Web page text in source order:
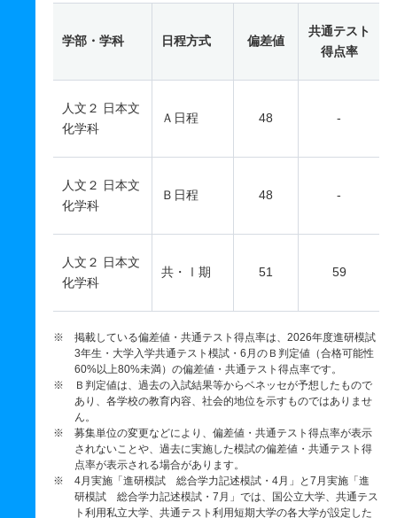
学部・学科 日程方式 偏差値
共通テスト
得点率
人文２ 日本文
化学科
Ａ日程 48 -
人文２ 日本文
化学科
Ｂ日程 48 -
人文２ 日本文
化学科
共・Ⅰ期 51 59
※ 掲載している偏差値・共通テスト得点率は、2026年度進研模試
3年生・大学入学共通テスト模試・6月のＢ判定値（合格可能性
60%以上80%未満）の偏差値・共通テスト得点率です。
※ Ｂ判定値は、過去の入試結果等からベネッセが予想したもので
あり、各学校の教育内容、社会的地位を示すものではありませ
ん。
※ 募集単位の変更などにより、偏差値・共通テスト得点率が表示
されないことや、過去に実施した模試の偏差値・共通テスト得
点率が表示される場合があります。
※ 4月実施「進研模試 総合学力記述模試・4月」と7月実施「進
研模試 総合学力記述模試・7月」では、国公立大学、共通テス
ト利用私立大学、共通テスト利用短期大学の各大学が設定した